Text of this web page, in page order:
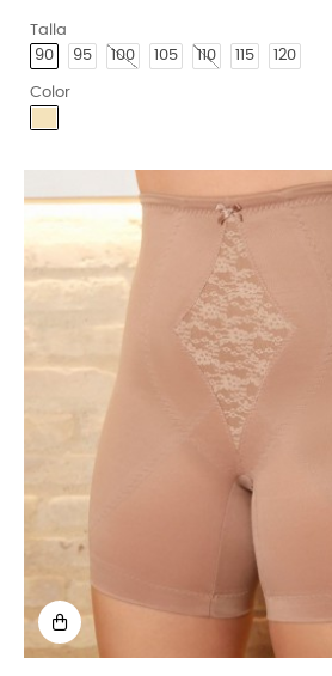
Talla
90
95 100 105 110 115 120
Color